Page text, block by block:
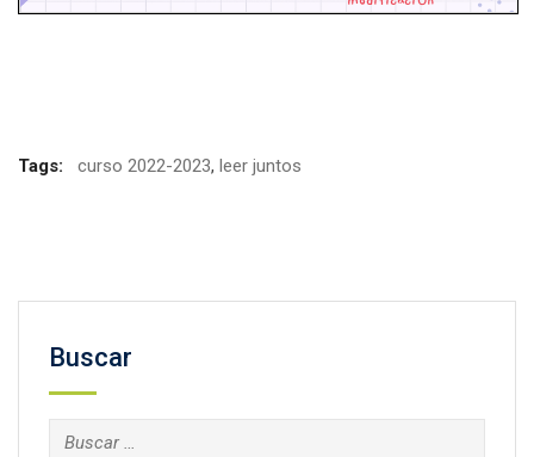
Tags: curso 2022-2023, leer juntos
Buscar
Buscar: